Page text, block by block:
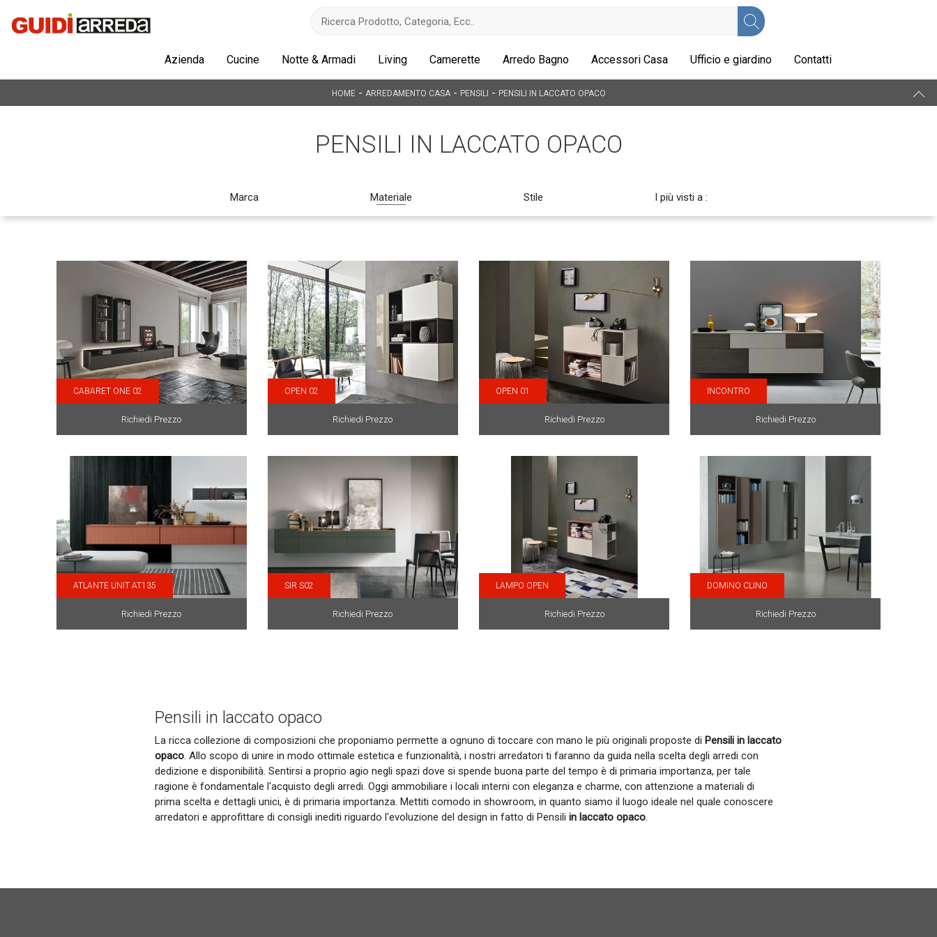
Azienda Cucine Notte & Armadi Living Camerette Arredo Bagno Accessori Casa Ufficio e giardino Contatti
HOME- ARREDAMENTO CASA- PENSILI - PENSILI IN LACCATO OPACO
PENSILI IN LACCATO OPACO
Marca Materiale Stile I più visti a :
CABARET ONE 02
Richiedi Prezzo
OPEN 02
Richiedi Prezzo
OPEN 01
Richiedi Prezzo
INCONTRO
Richiedi Prezzo
ATLANTE UNIT AT135
Richiedi Prezzo
SIR S02
Richiedi Prezzo
LAMPO OPEN
Richiedi Prezzo
DOMINO CLINO
Richiedi Prezzo
Pensili in laccato opaco
La ricca collezione di composizioni che proponiamo permette a ognuno di toccare con mano le più originali proposte di Pensili in laccato
opaco. Allo scopo di unire in modo ottimale estetica e funzionalità, i nostri arredatori ti faranno da guida nella scelta degli arredi con
dedizione e disponibilità. Sentirsi a proprio agio negli spazi dove si spende buona parte del tempo è di primaria importanza, per tale
ragione è fondamentale l'acquisto degli arredi. Oggi ammobiliare i locali interni con eleganza e charme, con attenzione a materiali di
prima scelta e dettagli unici, è di primaria importanza. Mettiti comodo in showroom, in quanto siamo il luogo ideale nel quale conoscere
arredatori e approfittare di consigli inediti riguardo l'evoluzione del design in fatto di Pensili in laccato opaco.